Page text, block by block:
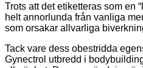
Trots att det etiketteras som en
helt annorlunda från vanliga
som orsakar allvarliga
Tack vare dess obestridda
Gynectrol utbredd i